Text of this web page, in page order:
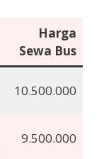
Harga
Sewa Bus
10.500.000
9.500.000